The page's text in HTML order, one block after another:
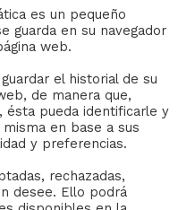
y Cofradías de la
es un pequeño
guarda en su navegador
web.
el historial de su
de manera que,
ésta pueda identificarle y
en base a sus
y preferencias.
rechazadas,
desee. Ello podrá